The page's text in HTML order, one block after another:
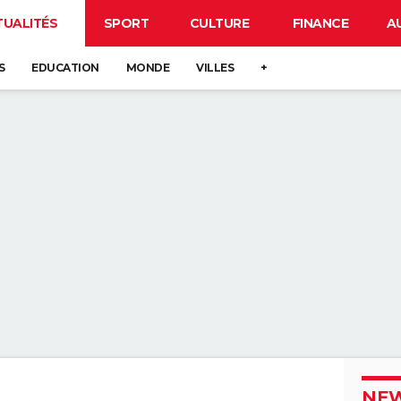
SPORT CULTURE FINANCE
EDUCATION MONDE VILLES +